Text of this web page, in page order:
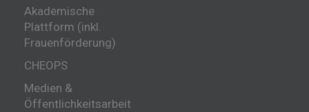
Akademische
Plattform (inkl.
Frauenförderung)
CHEOPS
Medien &
Öffentlichkeitsarbeit